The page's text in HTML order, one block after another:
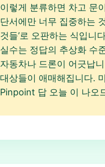
이렇게 분류하면 차고 문
단서에만 너무 집중하는
것들’로 오판하는 식입니
실수는 정답의 추상화 수
자동차나 드론이 어긋납
대상들이 애매해집니다.
Pinpoint 답 오늘 이 나오